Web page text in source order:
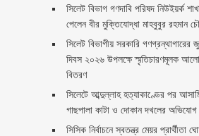
সিলেট বিভাগ গণদাবি পরিষদ নিউইয়র্ক
পেলেন বীর মুক্তিযোদ্ধা মাহবুবুর রহমান
সিলেট বিভাগীয় সরকারি
দিবস ২০২৬ উপলক্ষে স্মৃতিচারণমূলক
বিতরণ ‎ ‎
সিলেটে আব্দুল্লাহ হত্যাকাণ্ডের পর
গাছপালা কাটা ও দোকান দখলের অভিযোগ
সিসিক নির্বাচনে স্বতন্ত্র মেয়র প্রার্থীতা